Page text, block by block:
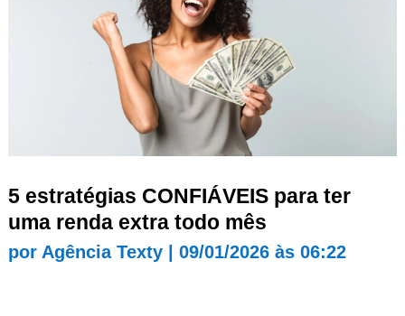
5 estratégias CONFIÁVEIS para ter
uma renda extra todo mês
por Agência Texty| 09/01/2026 às 06:22